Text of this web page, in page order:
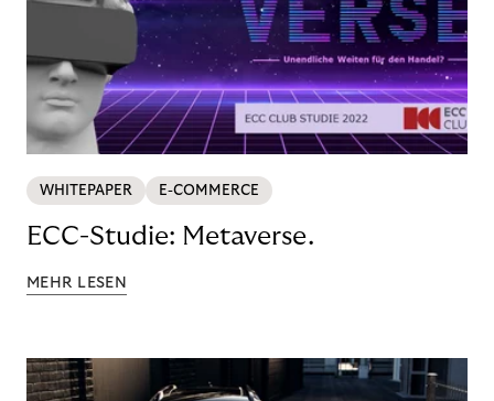
WHITEPAPER E-COMMERCE
ECC-Studie: Metaverse.
MEHR LESEN